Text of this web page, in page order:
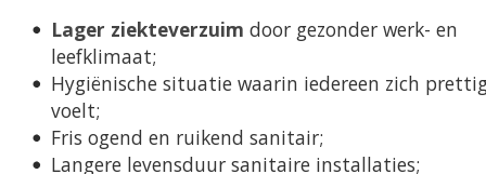
Lager ziekteverzuim door gezonder werk- en
leefklimaat;
Hygiënische situatie waarin iedereen zich
voelt;
Fris ogend en ruikend sanitair;
Langere levensduur sanitaire installaties;